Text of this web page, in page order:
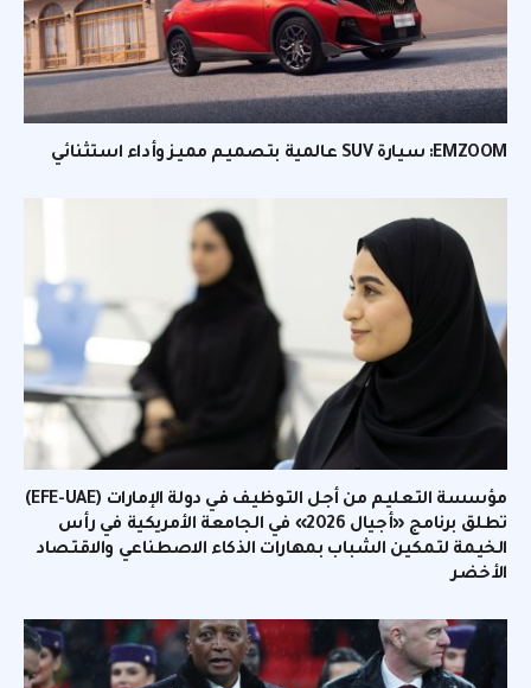
EMZOOM: سيارة SUV عالمية بتصميم مميز وأداء استثنائي
مؤسسة التعليم من أجل التوظيف في دولة الإمارات (EFE-UAE)
تطلق برنامج «أجيال 2026» في الجامعة الأمريكية في رأس
الخيمة لتمكين الشباب بمهارات الذكاء الاصطناعي والاقتصاد
الأخضر